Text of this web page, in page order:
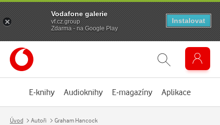
E-knihy Audioknihy E-magazíny Aplikace
Úvod Autoři Graham Hancock
Vodafone galerie
vf.cz.group
Zdarma - na Google Play
Instalovat